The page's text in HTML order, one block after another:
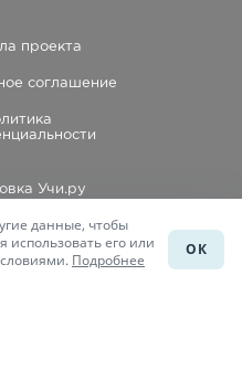
проекта
соглашение
Учи.ру
школ
к уроку
данные, чтобы
использовать его или
Подробнее
ОК